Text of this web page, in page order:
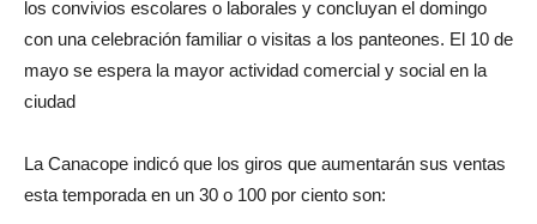
los convivios escolares o laborales y concluyan el domingo
con una celebración familiar o visitas a los panteones. El 10 de
mayo se espera la mayor actividad comercial y social en la
ciudad
La Canacope indicó que los giros que aumentarán sus ventas
esta temporada en un 30 o 100 por ciento son: